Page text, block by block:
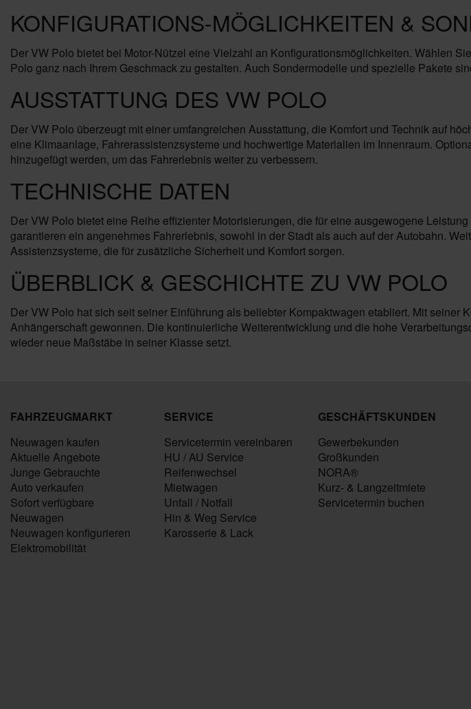
KONFIGURATIONS-MÖGLICHKEITEN &
Der VW Polo bietet bei Motor-Nützel eine Vielzahl an Konfigurationsmöglichkeiten. Wählen
Polo ganz nach Ihrem Geschmack zu gestalten. Auch Sondermodelle und spezielle Pakete
AUSSTATTUNG DES VW POLO
Der VW Polo überzeugt mit einer umfangreichen Ausstattung, die Komfort und Technik auf
eine Klimaanlage, Fahrerassistenzsysteme und hochwertige Materialien im Innenraum.
hinzugefügt werden, um das Fahrerlebnis weiter zu verbessern.
TECHNISCHE DATEN
Der VW Polo bietet eine Reihe effizienter Motorisierungen, die für eine ausgewogene
garantieren ein angenehmes Fahrerlebnis, sowohl in der Stadt als auch auf der Autobahn.
Assistenzsysteme, die für zusätzliche Sicherheit und Komfort sorgen.
ÜBERBLICK & GESCHICHTE ZU VW POLO
Der VW Polo hat sich seit seiner Einführung als beliebter Kompaktwagen etabliert. Mit
Anhängerschaft gewonnen. Die kontinuierliche Weiterentwicklung und die hohe
wieder neue Maßstäbe in seiner Klasse setzt.
FAHRZEUGMARKT
Neuwagen kaufen
Aktuelle Angebote
Junge Gebrauchte
Auto verkaufen
Sofort verfügbare
Neuwagen
Neuwagen konfigurieren
Elektromobilität
SERVICE
Servicetermin vereinbaren
HU / AU Service
Reifenwechsel
Mietwagen
Unfall / Notfall
Hin & Weg Service
Karosserie & Lack
GESCHÄFTSKUNDEN
Gewerbekunden
Großkunden
NORA®
Kurz- & Langzeitmiete
Servicetermin buchen